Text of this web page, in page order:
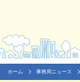
ホーム 事務局ニュース